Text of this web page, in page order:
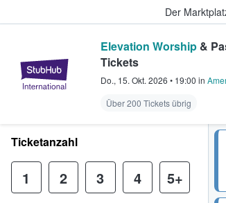
Der
StubHub - Wo
Elevation Worship&
Tickets
Do., 15. Okt. 2026 • 19:00 in
Über 200 Tickets übrig
Ticketanzahl
1 2 3 4 5+